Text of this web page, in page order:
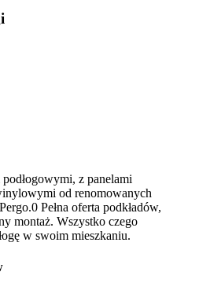
z panelami
od renomowanych
Pełna oferta podkładów,
montaż. Wszystko czego
w swoim mieszkaniu.